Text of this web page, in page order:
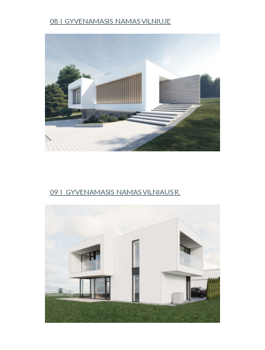
08  I  GYVENAMASIS  NAMAS VILNIUJE
09  I   GYVENAMASIS  NAMAS VILNIAUS R.